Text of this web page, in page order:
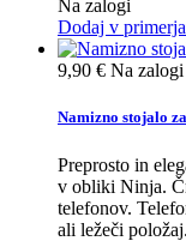
Na zalogi
Dodaj v
9,90 € Na zalogi
Namizno stojalo
Preprosto in
v obliki Ninja.
telefonov.
ali ležeči položaj.